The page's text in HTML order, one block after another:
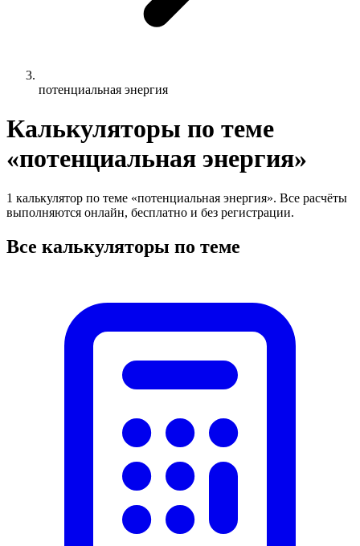
потенциальная энергия
Калькуляторы по теме
«потенциальная энергия»
1 калькулятор по теме «потенциальная энергия». Все расчёты
выполняются онлайн, бесплатно и без регистрации.
Все калькуляторы по теме